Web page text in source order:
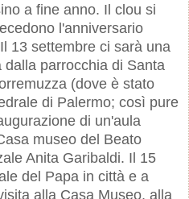
a fine anno. Il clou si
l'anniversario
13 settembre ci sarà una
parrocchia di Santa
(dove è stato
di Palermo; così pure
di un'aula
museo del Beato
Anita Garibaldi. Il 15
del Papa in città e a
alla Casa Museo, alla